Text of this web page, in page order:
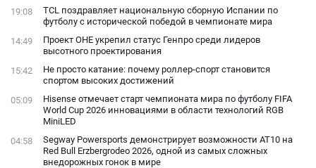
19:08
TCL поздравляет национальную сборную Испании по
футболу с исторической победой в чемпионате мира
14:49
Проект ОНЕ укрепил статус Генпро среди лидеров
высотного проектирования
15:42
Не просто катание: почему роллер-спорт становится
спортом высоких достижений
05:09
Hisense отмечает старт чемпионата мира по футболу FIFA
World Cup 2026 инновациями в области технологий RGB
MiniLED
04:58
Segway Powersports демонстрирует возможности AT10 на
Red Bull Erzbergrodeo 2026, одной из самых сложных
внедорожных гонок в мире